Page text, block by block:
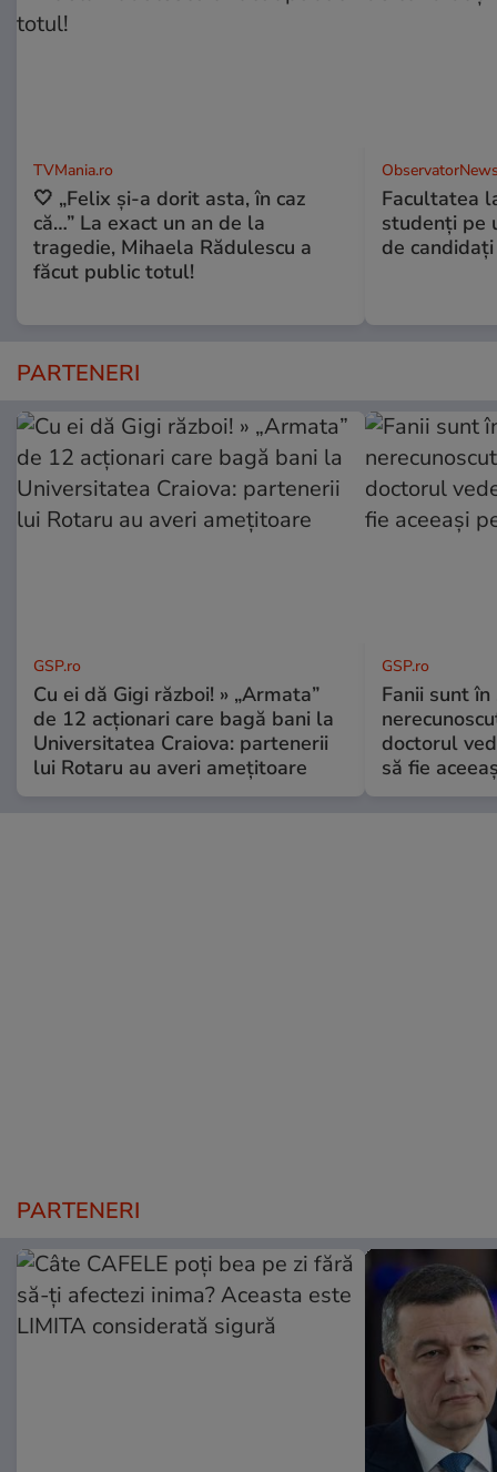
TVMania.ro
🤍 „Felix și-a dorit asta, în caz
că…” La exact un an de la
tragedie, Mihaela Rădulescu a
făcut public totul!
Facultatea
studenţi pe
de candidaţi
PARTENERI
GSP.ro
Cu ei dă Gigi război! » „Armata”
de 12 acționari care bagă bani la
Universitatea Craiova: partenerii
lui Rotaru au averi amețitoare
GSP.ro
Fanii sunt în
doctorul
să fie
PARTENERI